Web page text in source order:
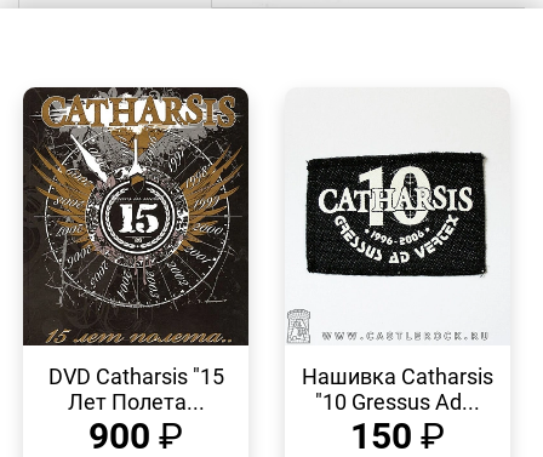
ПРОСМОТР
DVD Catharsis "15
Лет Полета...
900 ₽
ПРОСМОТР
Нашивка Catharsis
"10 Gressus Ad...
150 ₽